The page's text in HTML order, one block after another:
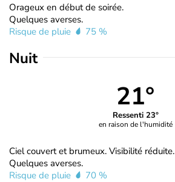
Orageux en début de soirée.
Quelques averses.
Risque de pluie
75 %
Nuit
21°
Ressenti 23°
en raison de l'humidité
Ciel couvert et brumeux. Visibilité réduite.
Quelques averses.
Risque de pluie
70 %